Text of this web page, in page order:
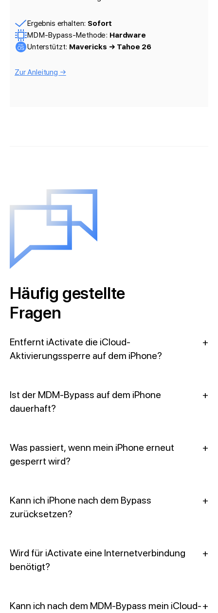
Ergebnis erhalten: Sofort
MDM-Bypass-Methode: Hardware
Unterstützt: Mavericks → Tahoe 26
Zur Anleitung →
Häufig gestellte
Fragen
Entfernt iActivate die iCloud-
Aktivierungssperre auf dem iPhone?
+
Ist der MDM-Bypass auf dem iPhone
dauerhaft?
+
Was passiert, wenn mein iPhone erneut
gesperrt wird?
+
Kann ich iPhone nach dem Bypass
zurücksetzen?
+
Wird für iActivate eine Internetverbindung
benötigt?
+
Kann ich nach dem MDM-Bypass mein iCloud-+